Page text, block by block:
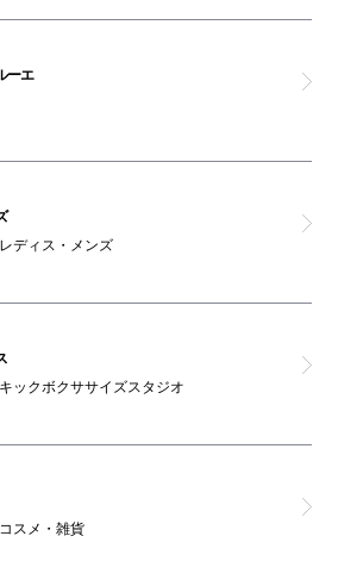
ーエ
ディス・メンズ
ックボクササイズスタジオ
スメ・雑貨